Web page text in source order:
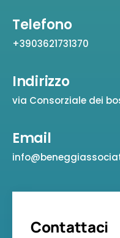
Telefono
+3903621731370
Indirizzo
via Consorziale dei
Email
Contattaci